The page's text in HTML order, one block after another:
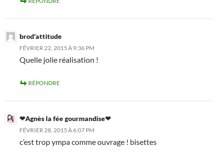
brod'attitude
FÉVRIER 22, 2015 À 9:36 PM
Quelle jolie réalisation !
RÉPONDRE
❤Agnès la fée gourmandise❤
FÉVRIER 28, 2015 À 6:07 PM
c’est trop ympa comme ouvrage ! bisettes